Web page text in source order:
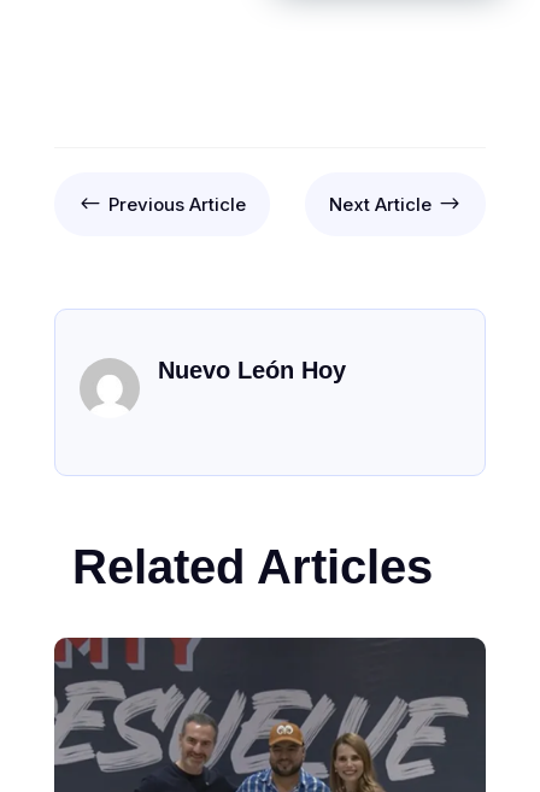
# Previous Article Next Article $
Nuevo León Hoy
Related Articles